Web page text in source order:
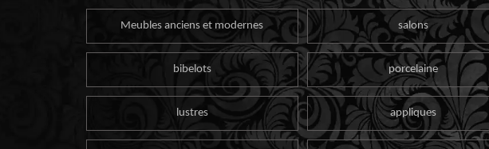
Meubles anciens et modernes salons
bibelots porcelaine
lustres appliques